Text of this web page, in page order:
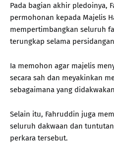
Pada bagian akhir pledoinya,
permohonan kepada Majelis
mempertimbangkan seluruh
terungkap selama
Ia memohon agar majelis
secara sah dan meyakinkan
sebagaimana yang
Selain itu, Fahruddin juga
seluruh dakwaan dan
perkara tersebut.